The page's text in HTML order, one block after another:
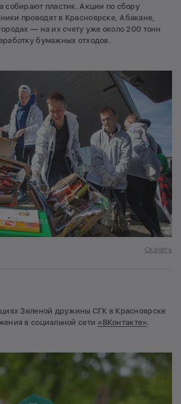
собирают пластик. Акции по сбору
проводят в Красноярске, Абакане,
— на их счету уже около 200 тонн
бумажных отходов.
Скачать
Зеленой дружины СГК в Красноярске
в социальной сети «ВКонтакте».